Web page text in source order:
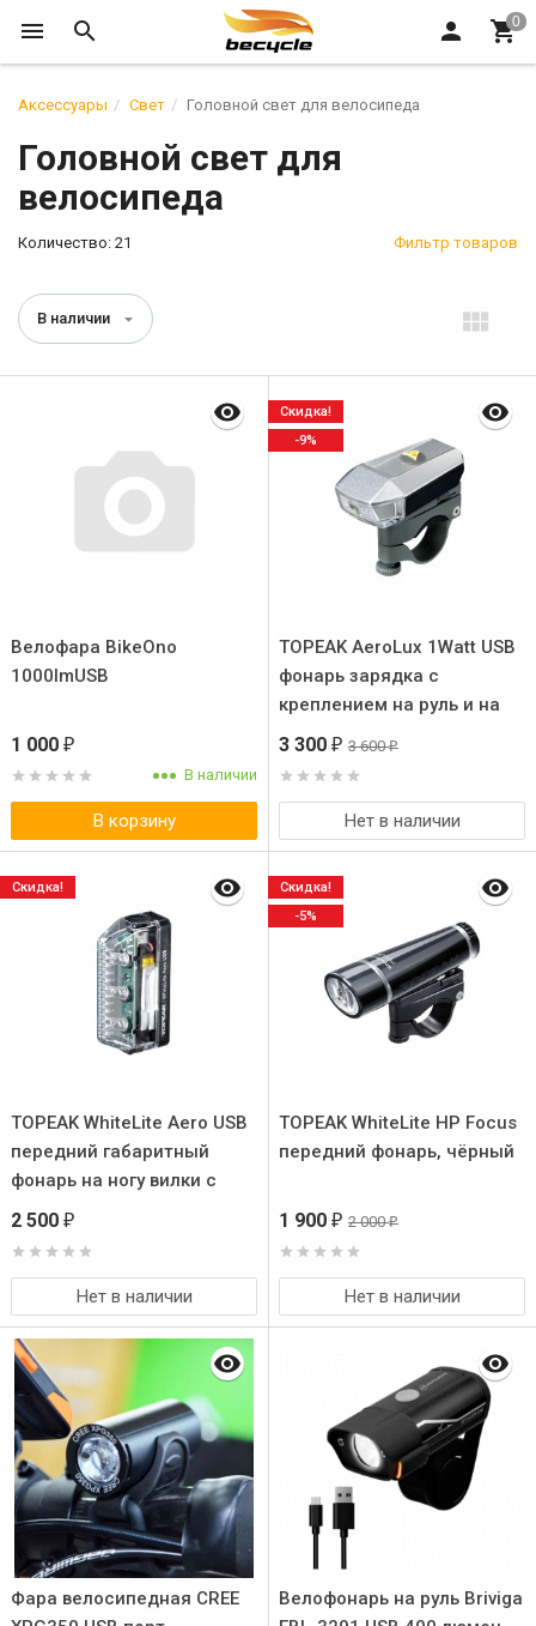
Аксессуары Свет Головной свет для велосипеда
Головной свет для
велосипеда
Количество: 21 Фильтр товаров
В наличии
Велофара BikeOno
1000lmUSB
1 000 ₽
В наличии
В корзину
TOPEAK AeroLux 1Watt USB
фонарь зарядка с
креплением на руль и на
шлем
3 300 ₽ 3 600₽
Нет в наличии
Скидка!
-9%
TOPEAK WhiteLite Aero USB
передний габаритный
фонарь на ногу вилки с
зарядкой
2 500 ₽
Нет в наличии
Скидка!
TOPEAK WhiteLite HP Focus
передний фонарь, чёрный
1 900 ₽ 2 000₽
Нет в наличии
Скидка!
-5%
Фара велосипедная CREE
Велофонарь на руль Briviga